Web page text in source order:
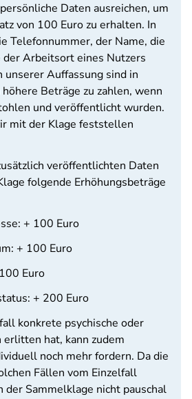
Daten ausreichen, um
von 100 Euro zu erhalten. In
Telefonnummer, der Name, die
der Arbeitsort eines Nutzers
unserer Auffassung sind in
Beträge zu zahlen, wenn
und veröffentlicht wurden.
mit der Klage feststellen
veröffentlichten Daten
folgende Erhöhungsbeträge
+ 100 Euro
+ 100 Euro
Euro
+ 200 Euro
konkrete psychische oder
erlitten hat, kann zudem
noch mehr fordern. Da die
Fällen vom Einzelfall
der Sammelklage nicht pauschal